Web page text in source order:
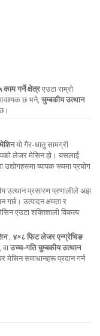
गर्ने क्षेत्रएउटा राम्रो
छ भने, चुम्बकीय उत्थान
यो गैर-धातु सामग्री
लेजर मेसिन हो। यसलाई
व्यापक रूपमा प्रयोग
उत्थान प्रसारण प्रणालीले अझ
गर्छ। उत्पादन क्षमता र
एउटा शक्तिशाली विकल्प
, ४×८ फिट लेजर एन्ग्रेभिङ
, वाउच्च-गति चुम्बकीय उत्थान
मेसिन समाधानहरू प्रदान गर्न